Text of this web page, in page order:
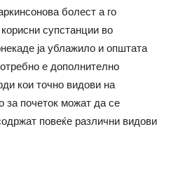
болест а го
супстанции во
ја ублажило и општата
е дополнително
кои точно видови на
за почеток можат да се
повеќе различни видови